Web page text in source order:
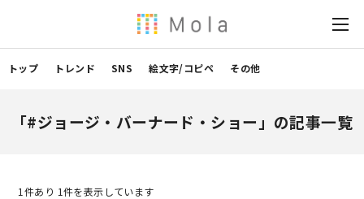
トップ トレンド SNS 絵文字/コピペ その他
「#ジョージ・バーナード・ショー」の記事一覧
1 件あり 1件を表示しています